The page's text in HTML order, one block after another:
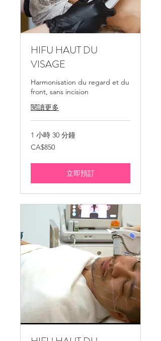
HIFU HAUT DU
VISAGE
Harmonisation du regard et du
front, sans incision
閱讀更多
1 小時 30 分鐘
850
加
大
CA$850
立即預訂